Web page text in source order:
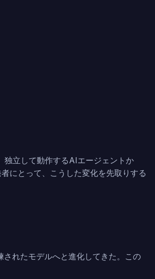
独立して動作するAIエージェントか
にとって、こうした変化を先取りする
れたモデルへと進化してきた。この